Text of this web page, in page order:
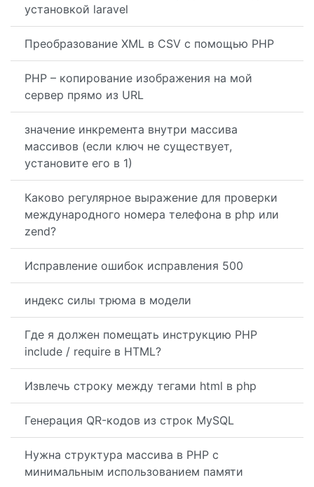
установкой laravel
Преобразование XML в CSV с помощью PHP
PHP – копирование изображения на мой
сервер прямо из URL
значение инкремента внутри массива
массивов (если ключ не существует,
установите его в 1)
Каково регулярное выражение для проверки
международного номера телефона в php или
zend?
Исправление ошибок исправления 500
индекс силы трюма в модели
Где я должен помещать инструкцию PHP
include / require в HTML?
Извлечь строку между тегами html в php
Генерация QR-кодов из строк MySQL
Нужна структура массива в PHP с
минимальным использованием памяти